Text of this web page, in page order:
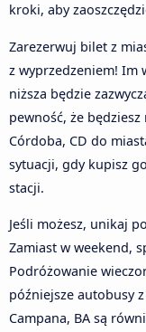
kroki, aby
Zarezerwuj bilet z
z wyprzedzeniem! Im
niższa będzie
pewność, że
Córdoba, CD do
sytuacji, gdy kupisz
stacji.
Jeśli możesz, unikaj
Zamiast w weekend,
Podróżowanie
późniejsze autobusy
Campana, BA są